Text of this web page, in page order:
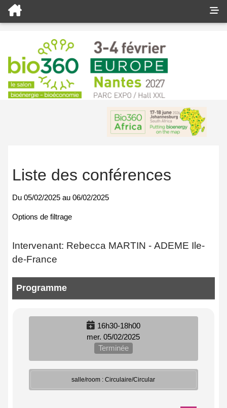
Liste des conférences
Du 05/02/2025 au 06/02/2025
Options de filtrage
Intervenant: Rebecca MARTIN - ADEME Ile-
de-France
Programme
16h30-18h00
mer. 05/02/2025
Terminée
salle/room : Circulaire/Circular